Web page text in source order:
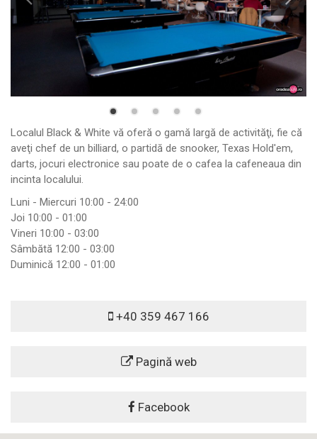
Localul Black & White vă oferă o gamă largă de activităţi, fie că
aveţi chef de un billiard, o partidă de snooker, Texas Hold'em,
darts, jocuri electronice sau poate de o cafea la cafeneaua din
incinta localului.
Luni - Miercuri 10:00 - 24:00
Joi 10:00 - 01:00
Vineri 10:00 - 03:00
Sâmbătă 12:00 - 03:00
Duminică 12:00 - 01:00
+40 359 467 166
Pagină web
Facebook